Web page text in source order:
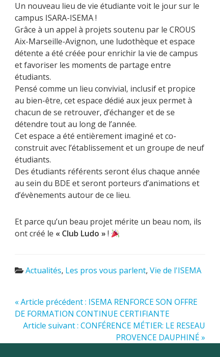
Un nouveau lieu de vie étudiante voit le jour sur le
campus ISARA-ISEMA !
Grâce à un appel à projets soutenu par le CROUS
Aix-Marseille-Avignon, une ludothèque et espace
détente a été créée pour enrichir la vie de campus
et favoriser les moments de partage entre
étudiants.
Pensé comme un lieu convivial, inclusif et propice
au bien-être, cet espace dédié aux jeux permet à
chacun de se retrouver, d’échanger et de se
détendre tout au long de l’année.
Cet espace a été entièrement imaginé et co-
construit avec l’établissement et un groupe de neuf
étudiants.
Des étudiants référents seront élus chaque année
au sein du BDE et seront porteurs d’animations et
d’évènements autour de ce lieu.
Et parce qu’un beau projet mérite un beau nom, ils
ont créé le « Club Ludo »!
Actualités, Les pros vous parlent, Vie de l'ISEMA
« Article précédent : ISEMA RENFORCE SON OFFRE
DE FORMATION CONTINUE CERTIFIANTE
Article suivant : CONFÉRENCE MÉTIER: LE RESEAU
PROVENCE DAUPHINÉ »